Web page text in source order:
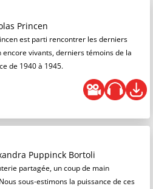
Princen
est parti rencontrer les derniers
vivants, derniers témoins de la
de 1940 à 1945.
Puppinck Bortoli
partagée, un coup de main
sous-estimons la puissance de ces